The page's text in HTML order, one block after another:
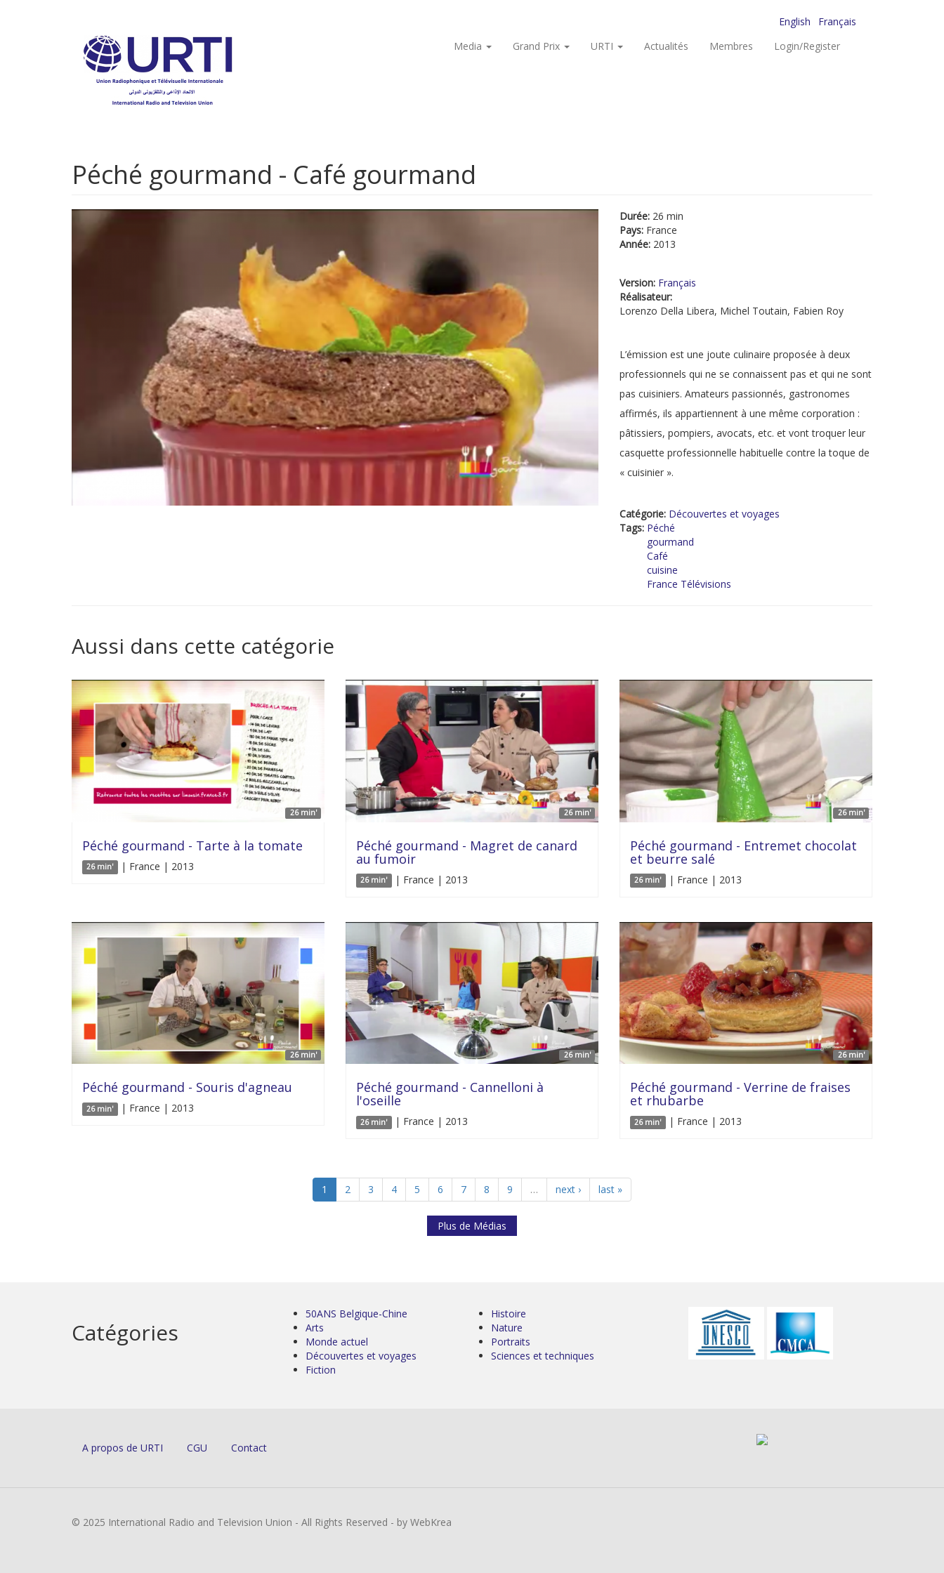
English
Français
Media
Grand Prix URTI Actualités Membres Login/Register
Péché gourmand - Café gourmand
Durée: 26 min
Pays: France
Année: 2013
Version: Français
Réalisateur:
Lorenzo Della Libera, Michel Toutain, Fabien Roy
L’émission est une joute culinaire proposée à deux
professionnels qui ne se connaissent pas et qui ne sont
pas cuisiniers. Amateurs passionnés, gastronomes
affirmés, ils appartiennent à une même corporation :
pâtissiers, pompiers, avocats, etc. et vont troquer leur
casquette professionnelle habituelle contre la toque de
« cuisinier ».
Catégorie: Découvertes et voyages
Tags: Péché
gourmand
Café
cuisine
France Télévisions
Aussi dans cette catégorie
26 min'
Péché gourmand - Tarte à la tomate
26 min' | France | 2013
26 min'
Péché gourmand - Magret de canard
au fumoir
26 min' | France | 2013
26 min'
Péché gourmand - Entremet chocolat
et beurre salé
26 min' | France | 2013
26 min'
Péché gourmand - Souris d'agneau
26 min' | France | 2013
26 min'
Péché gourmand - Cannelloni à
l'oseille
26 min' | France | 2013
26 min'
Péché gourmand - Verrine de fraises
et rhubarbe
26 min' | France | 2013
1 2 3 4 5 6 7 8 9 … next › last »
Plus de Médias
Catégories
50ANS Belgique-Chine
Arts
Monde actuel
Découvertes et voyages
Fiction
Histoire
Nature
Portraits
Sciences et techniques
A propos de URTI CGU Contact
© 2025 International Radio and Television Union - All Rights Reserved - by WebKrea